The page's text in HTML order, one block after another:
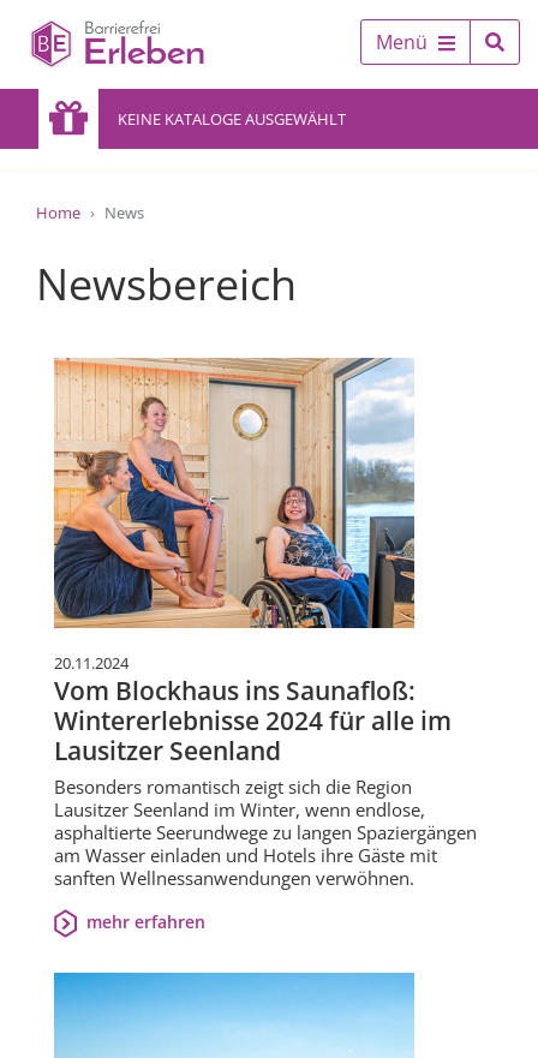
Menü
KEINE KATALOGE AUSGEWÄHLT
Home News
Newsbereich
20.11.2024
Vom Blockhaus ins Saunafloß:
Wintererlebnisse 2024 für alle im
Lausitzer Seenland
Besonders romantisch zeigt sich die Region
Lausitzer Seenland im Winter, wenn endlose,
asphaltierte Seerundwege zu langen Spaziergängen
am Wasser einladen und Hotels ihre Gäste mit
sanften Wellnessanwendungen verwöhnen.
mehr erfahren